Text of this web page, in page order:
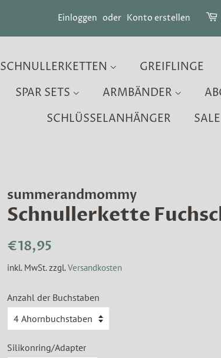
Einloggen oder Konto erstellen
SCHNULLERKETTEN GREIFLINGE
SPAR SETS
ARMBÄNDER
SCHLÜSSELANHÄNGER
SALE
summerandmommy
Schnullerkette
Normaler
€18,95
inkl. MwSt. zzgl.Versandkosten
Anzahl der Buchstaben
Silikonring/Adapter